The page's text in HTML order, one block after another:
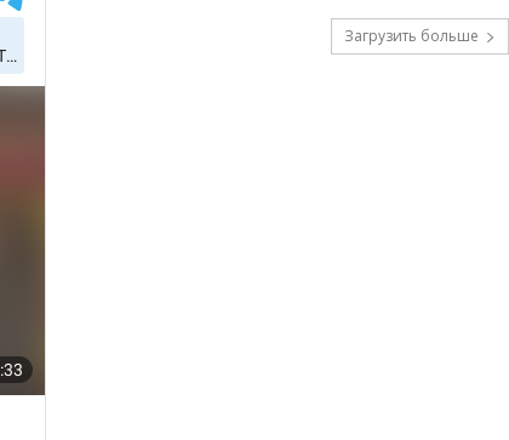
Загрузить больше